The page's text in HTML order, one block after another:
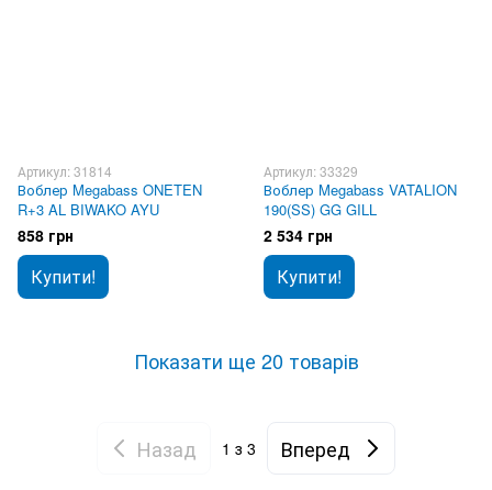
Артикул: 31814
Воблер Megabass ONETEN
R+3 AL BIWAKO AYU
858 грн
Купити!
Артикул: 33329
Воблер Megabass VATALION
190(SS) GG GILL
2 534 грн
Купити!
Показати ще 20 товарів
Назад 1 з 3 Вперед